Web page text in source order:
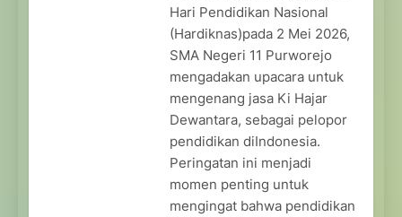
Hari Pendidikan Nasional
(Hardiknas)pada 2 Mei 2026,
SMA Negeri 11 Purworejo
mengadakan upacara untuk
mengenang jasa Ki Hajar
Dewantara, sebagai pelopor
pendidikan diIndonesia.
Peringatan ini menjadi
momen penting untuk
mengingat bahwa pendidikan